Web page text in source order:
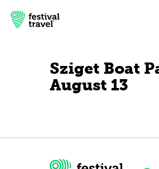
Festivals
Sziget Boat
August 13